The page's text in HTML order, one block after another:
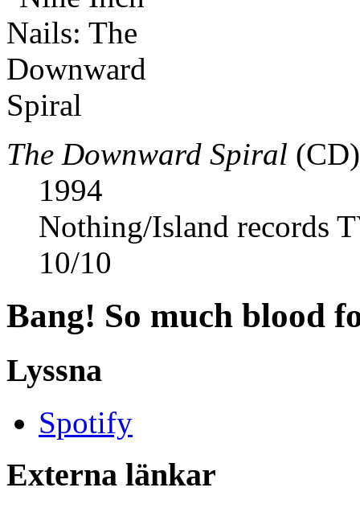
The Downward Spiral (CD)
1994
Nothing/Island records
10/10
Bang! So much blood
Lyssna
Spotify
Externa länkar